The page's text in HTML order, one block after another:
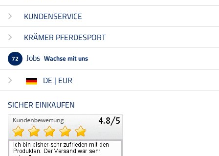
KUNDENSERVICE
KRÄMER PFERDESPORT
72 Jobs Wachse mit uns
DE | EUR
SICHER EINKAUFEN